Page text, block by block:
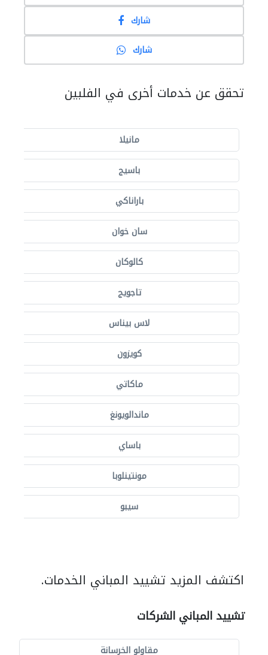
شارك
شارك
تحقق عن خدمات أخرى في الفلبين
مانيلا
باسيج
باراناكي
سان خوان
كالوكان
تاجويج
لاس بيناس
كويزون
ماكاتي
ماندالويونغ
باساي
مونتينلوبا
سيبو
اكتشف المزيد تشييد المباني الخدمات.
تشييد المباني الشركات
مقاولو الخرسانة